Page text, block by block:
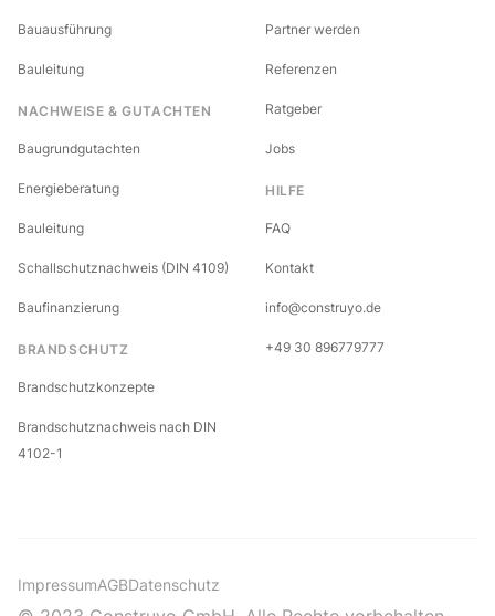
Bauausführung
Bauleitung
NACHWEISE & GUTACHTEN
Baugrundgutachten
Energieberatung
Bauleitung
Schallschutznachweis (DIN 4109)
Baufinanzierung
BRANDSCHUTZ
Brandschutzkonzepte
Brandschutznachweis nach DIN
4102-1
Partner werden
Referenzen
Ratgeber
Jobs
HILFE
FAQ
Kontakt
info@construyo.de
+49 30 896779777
ImpressumAGBDatenschutz